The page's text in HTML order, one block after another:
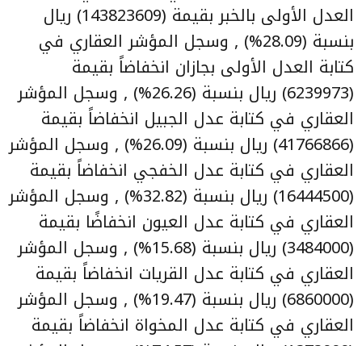
العدل الأولى بالخبر بقيمة (143823609) ريال
بنسبة (28.09%) , وسجل المؤشر العقاري في
كتابة العدل الأولى بجازان انخفاضاً بقيمة
(6239973) ريال بنسبة (26.26%) , وسجل المؤشر
العقاري في كتابة عدل الجبيل انخفاضاً بقيمة
(41766866) ريال بنسبة (26.09%) , وسجل المؤشر
العقاري في كتابة عدل الخفجي انخفاضاً بقيمة
(16444500) ريال بنسبة (32.82%) , وسجل المؤشر
العقاري في كتابة عدل العيون انخفاضًا بقيمة
(3484000) ريال بنسبة (15.68%) , وسجل المؤشر
العقاري في كتابة عدل القريات انخفاضاً بقيمة
(6860000) ريال بنسبة (19.47%) , وسجل المؤشر
العقاري في كتابة عدل المخواة انخفاضاً بقيمة